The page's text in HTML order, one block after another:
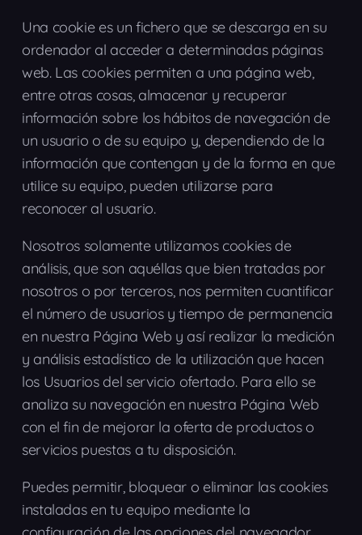
Una cookie es un fichero que se descarga en su
ordenador al acceder a determinadas páginas
web. Las cookies permiten a una página web,
entre otras cosas, almacenar y recuperar
información sobre los hábitos de navegación de
un usuario o de su equipo y, dependiendo de la
información que contengan y de la forma en que
utilice su equipo, pueden utilizarse para
reconocer al usuario.
Nosotros solamente utilizamos cookies de
análisis, que son aquéllas que bien tratadas por
nosotros o por terceros, nos permiten cuantificar
el número de usuarios y tiempo de permanencia
en nuestra Página Web y así realizar la medición
y análisis estadístico de la utilización que hacen
los Usuarios del servicio ofertado. Para ello se
analiza su navegación en nuestra Página Web
con el fin de mejorar la oferta de productos o
servicios puestas a tu disposición.
Puedes permitir, bloquear o eliminar las cookies
instaladas en tu equipo mediante la